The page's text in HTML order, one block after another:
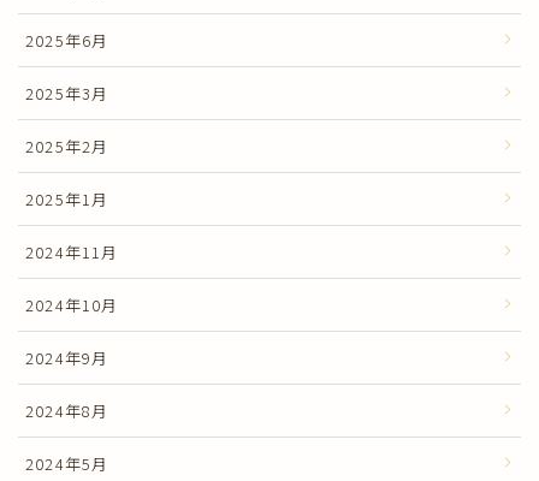
2025年6月
2025年3月
2025年2月
2025年1月
2024年11月
2024年10月
2024年9月
2024年8月
2024年5月